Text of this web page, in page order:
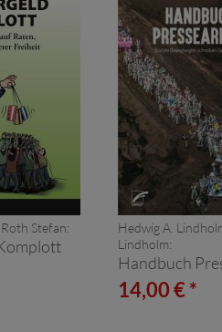
Stefan:
Hedwig A.
Lindholm:
Handbuch
14,00 € *